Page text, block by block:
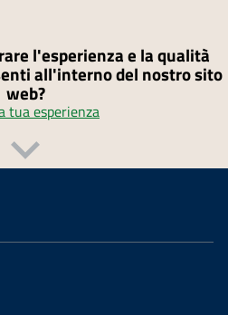
l'esperienza e la qualità
all'interno del nostro sito
web?
tua esperienza